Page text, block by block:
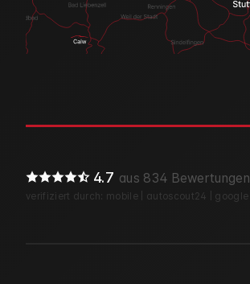
4.7 aus 834 Bewertungen
verifiziert durch: mobile autoscout24 google